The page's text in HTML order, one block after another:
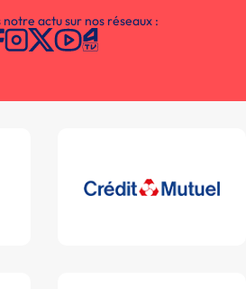
notre actu sur nos réseaux :